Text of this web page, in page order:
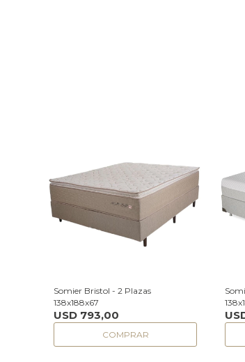
Somier Bristol - 2 Plazas
138x188x67
USD 793,00